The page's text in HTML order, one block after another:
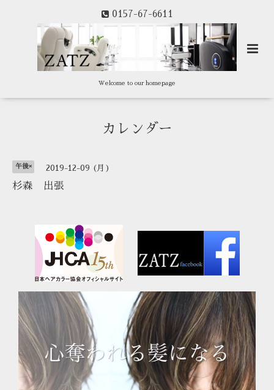
0157-67-6611
Welcome to our homepage
カレンダー
午後× 2019-12-09 (月)
杉森 出張